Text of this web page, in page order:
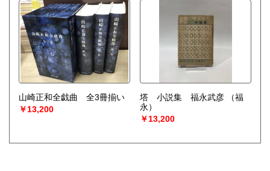
山崎正和全戯曲 全3冊揃い
￥13,200
塔 小説集 福永武彦
（福
永）
￥13,200